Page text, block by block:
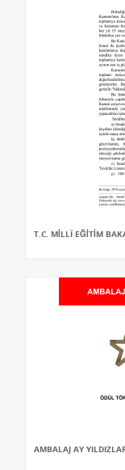
T.C. MİLLÎ EĞİTİM
AMBALAJ AY